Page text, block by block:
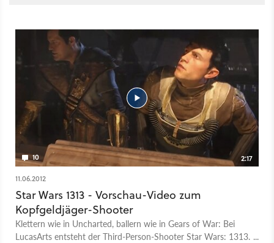
10
2:17
11.06.2012
Star Wars 1313 - Vorschau-Video zum
Kopfgeldjäger-Shooter
Klettern wie in Uncharted, ballern wie in Gears of War: Bei
LucasArts entsteht der Third-Person-Shooter Star Wars: 1313.